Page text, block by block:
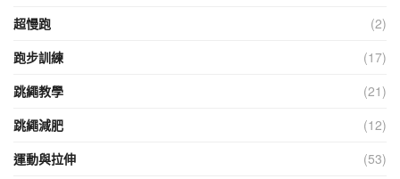
超慢跑
(2)
跑步訓練
(17)
跳繩教學
(21)
跳繩減肥
(12)
運動與拉伸
(53)